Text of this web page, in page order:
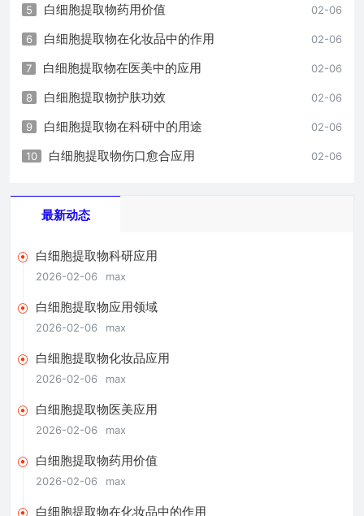
02-06
5 白细胞提取物药用价值
02-06
6 白细胞提取物在化妆品中的作用
02-06
7 白细胞提取物在医美中的应用
02-06
8 白细胞提取物护肤功效
02-06
9 白细胞提取物在科研中的用途
02-06
10 白细胞提取物伤口愈合应用
最新动态
白细胞提取物科研应用
2026-02-06 max
白细胞提取物应用领域
2026-02-06 max
白细胞提取物化妆品应用
2026-02-06 max
白细胞提取物医美应用
2026-02-06 max
白细胞提取物药用价值
2026-02-06 max
白细胞提取物在化妆品中的作用